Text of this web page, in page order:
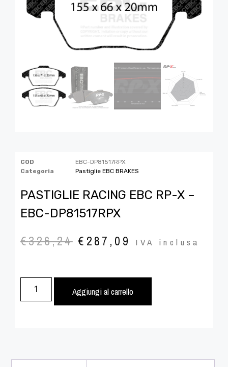
COD
EBC-DP81517RPX
Categoria
Pastiglie EBC BRAKES
PASTIGLIE RACING EBC RP-X –
EBC-DP81517RPX
€326,24 € 287,09 IVA inclusa
Aggiungi al carrello